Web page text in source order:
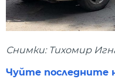
Снимки: Тихомир
Чуйте последните